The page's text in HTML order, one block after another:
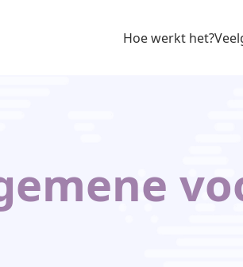
Hoe werkt het?